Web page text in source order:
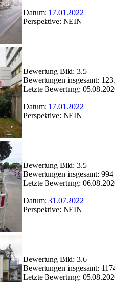
Datum: 17.01.2022
Perspektive: NEIN
Bewertung Bild: 3.5
Bewertungen insgesamt:
Letzte Bewertung:
Datum: 17.01.2022
Perspektive: NEIN
Bewertung Bild: 3.5
Bewertungen insgesamt: 994
Letzte Bewertung:
Datum: 31.07.2022
Perspektive: NEIN
Bewertung Bild: 3.6
Bewertungen insgesamt:
Letzte Bewertung: